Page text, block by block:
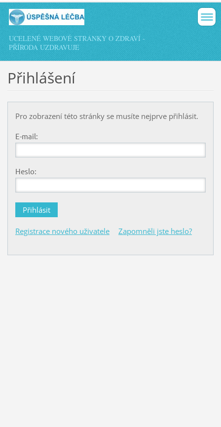
UCELENÉ WEBOVÉ STRÁNKY O ZDRAVÍ -
PŘÍRODA UZDRAVUJE
Přihlášení
Pro zobrazení této stránky se musíte nejprve přihlásit.
E-mail:
Heslo:
Registrace nového uživatele Zapomněli jste heslo?